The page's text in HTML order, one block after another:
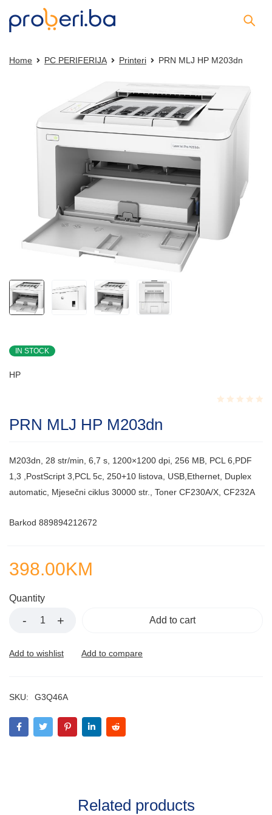
Home PC PERIFERIJA Printeri PRN MLJ HP M203dn
IN STOCK
HP
PRN MLJ HP M203dn
M203dn, 28 str/min, 6,7 s, 1200×1200 dpi, 256 MB, PCL 6,PDF
1,3 ,PostScript 3,PCL 5c, 250+10 listova, USB,Ethernet, Duplex
automatic, Mjesečni ciklus 30000 str., Toner CF230A/X, CF232A
Barkod 889894212672
398.00KM
Quantity
Add to cart
SKU: G3Q46A
Related products